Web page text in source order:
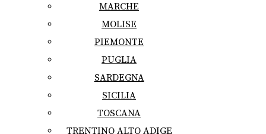
MARCHE
MOLISE
PIEMONTE
PUGLIA
SARDEGNA
SICILIA
TOSCANA
TRENTINO ALTO ADIGE